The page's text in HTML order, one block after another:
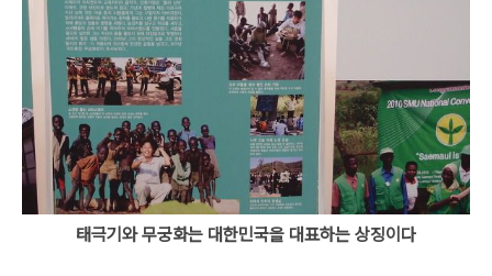
태극기와 무궁화는 대한민국을 대표하는 상징이다